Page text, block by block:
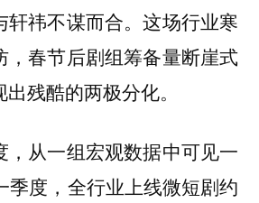
轩祎不谋而合。这场行业寒
，春节后剧组筹备量断崖式
残酷的两极分化。
，从一组宏观数据中可见一
季度，全行业上线微短剧约